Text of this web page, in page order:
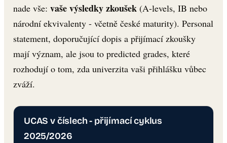
nade vše: vaše výsledky zkoušek (A-levels, IB nebo
národní ekvivalenty - včetně české maturity). Personal
statement, doporučující dopis a přijímací zkoušky
mají význam, ale jsou to predicted grades, které
rozhodují o tom, zda univerzita vaši přihlášku vůbec
zváží.
UCAS v číslech - přijímací cyklus
2025/2026